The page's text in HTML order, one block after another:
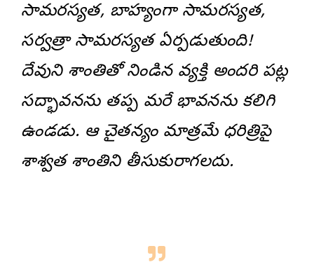
సామరస్యత, బాహ్యంగా సామరస్యత,
సర్వత్రా సామరస్యత ఏర్పడుతుంది!
దేవుని శాంతితో నిండిన వ్యక్తి అందరి పట్ల
సద్భావనను తప్ప మరే భావనను కలిగి
ఉండడు. ఆ చైతన్యం మాత్రమే ధరిత్రిపై
శాశ్వత శాంతిని తీసుకురాగలదు.